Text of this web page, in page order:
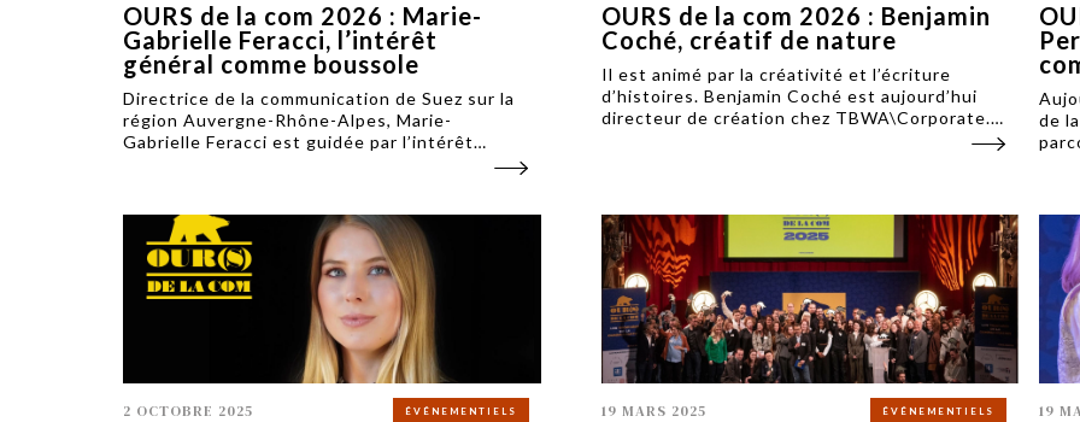
OURS de la com 2026 : Marie-
Gabrielle Feracci, l’intérêt
général comme boussole
Directrice de la communication de Suez sur la
région Auvergne-Rhône-Alpes, Marie-
Gabrielle Feracci est guidée par l’intérêt
OURS de la com 2026 : Benjamin
Coché, créatif de nature
Il est animé par la créativité et l’écriture
d’histoires. Benjamin Coché est aujourd’hui
directeur de création chez TBWA\Corporate.
de
2 OCTOBRE 2025 ÉVÉNEMENTIELS 19 MARS 2025 ÉVÉNEMENTIELS 19